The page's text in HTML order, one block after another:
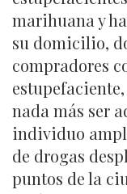
marihuana y
su domicilio,
compradores
nada más ser
individuo
de drogas
puntos de la